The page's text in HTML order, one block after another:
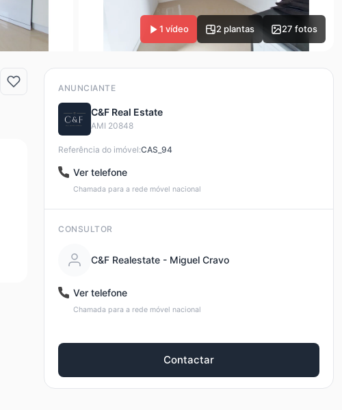
1 vídeo 2 plantas 27 fotos
ANUNCIANTE
C&F Real Estate
AMI 20848
Referência do imóvel:CAS_94
Ver telefone
Chamada para a rede móvel nacional
CONSULTOR
C&F Realestate - Miguel Cravo
Ver telefone
Chamada para a rede móvel nacional
Contactar